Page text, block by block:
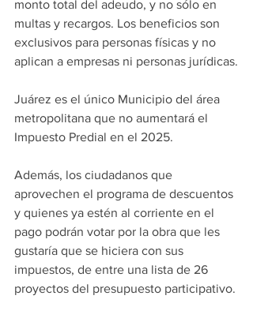
monto total del adeudo, y no sólo en
multas y recargos. Los beneficios son
exclusivos para personas físicas y no
aplican a empresas ni personas jurídicas.
Juárez es el único Municipio del área
metropolitana que no aumentará el
Impuesto Predial en el 2025.
Además, los ciudadanos que
aprovechen el programa de descuentos
y quienes ya estén al corriente en el
pago podrán votar por la obra que les
gustaría que se hiciera con sus
impuestos, de entre una lista de 26
proyectos del presupuesto participativo.